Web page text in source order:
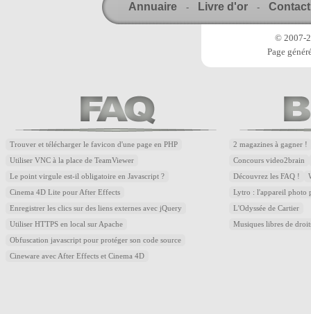
Annuaire - Livre d'or - Contact
© 2007-
Page
Trouver et télécharger le favicon d'une page en PHP
Utiliser VNC à la place de TeamViewer
Le point virgule est-il obligatoire en Javascript ?
Cinema 4D Lite pour After Effects
Enregistrer les clics sur des liens externes avec jQuery
Utiliser HTTPS en local sur Apache
Obfuscation javascript pour protéger son code source
Cineware avec After Effects et Cinema 4D
2 magazines à gagner !
Concours video2brain
Découvrez les FAQ !
Lytro : l'appareil photo
L'Odyssée de Cartier
Musiques libres de